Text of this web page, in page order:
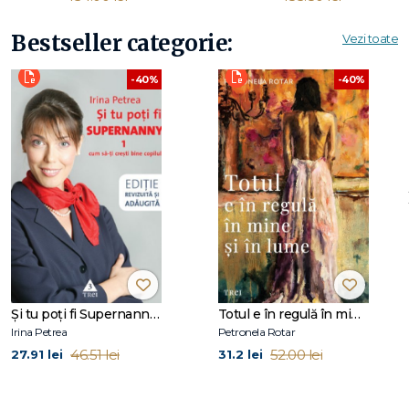
Bestseller categorie: Vezi toate
-40%
Şi tu poţi fi Supernanny 1
Irina Petrea
27.91 lei 46.51 lei
-40%
Totul e în regulă în mine și în lume
Petronela Rotar
31.2 lei 52.00 lei